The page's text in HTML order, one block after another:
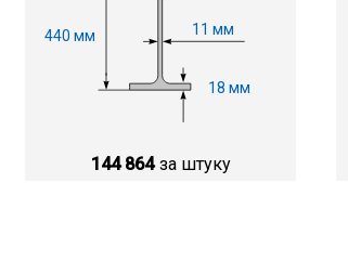
440 мм 11 мм
18 мм
144 864 за штуку